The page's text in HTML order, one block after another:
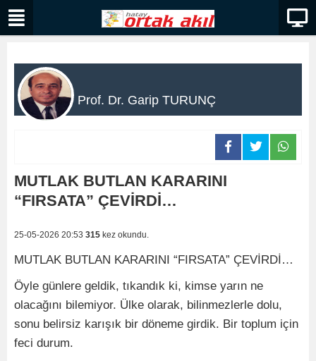
Prof. Dr. Garip TURUNÇ
MUTLAK BUTLAN KARARINI
“FIRSATA” ÇEVİRDİ…
25-05-2026 20:53 315 kez okundu.
MUTLAK BUTLAN KARARINI “FIRSATA” ÇEVİRDİ…
Öyle günlere geldik, tıkandık ki, kimse yarın ne
olacağını bilemiyor. Ülke olarak, bilinmezlerle dolu,
sonu belirsiz karışık bir döneme girdik. Bir toplum için
feci durum.